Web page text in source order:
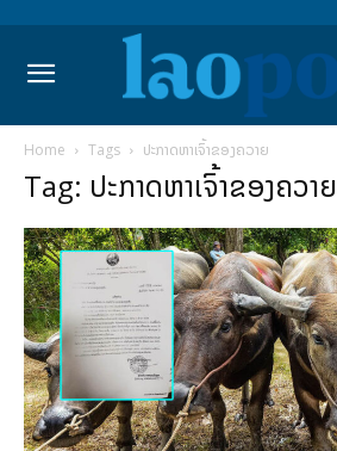
Home Tags ປະກາດຫາເຈົ້າຂອງຄວາຍ
Tag: ປະກາດຫາເຈົ້າຂອງຄວາຍ